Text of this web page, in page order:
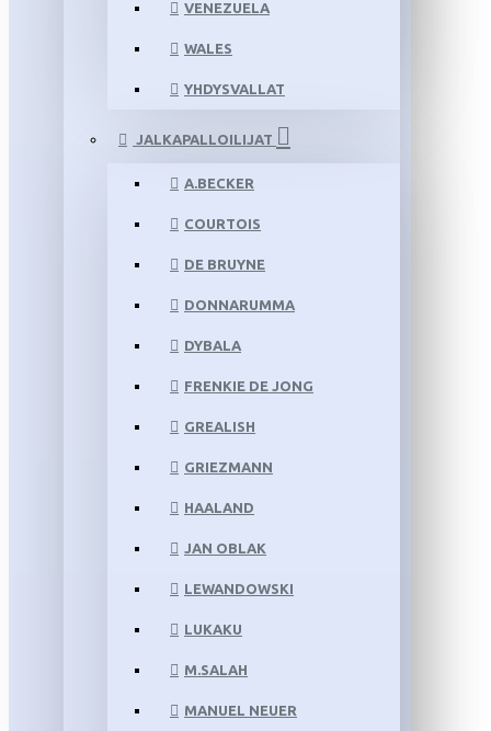
VENEZUELA
WALES
YHDYSVALLAT
JALKAPALLOILIJAT
A.BECKER
COURTOIS
DE BRUYNE
DONNARUMMA
DYBALA
FRENKIE DE JONG
GREALISH
GRIEZMANN
HAALAND
JAN OBLAK
LEWANDOWSKI
LUKAKU
M.SALAH
MANUEL NEUER